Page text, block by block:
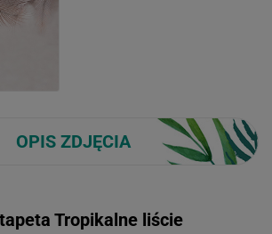
OPIS ZDJĘCIA
Tropikalne liście